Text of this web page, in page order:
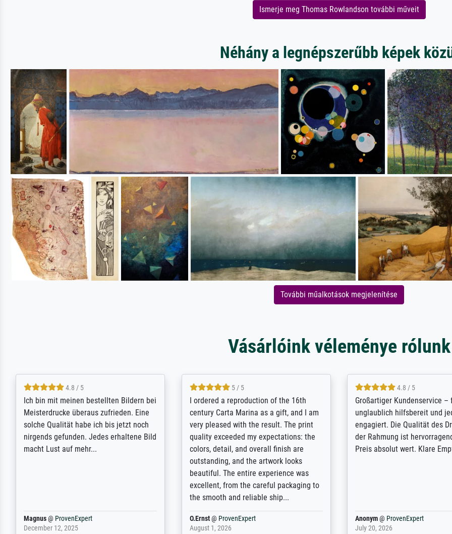
Ismerje meg Thomas Rowlandson további műveit
Néhány a legnépszerűbb képek
További műalkotások megjelenítése
Vásárlóink véleménye rólunk
5 / 5
Rundum positive Erfahrung. Die
Ausführung des Auftrags hat eine Weile
gedauert, die angekündigte Lieferzeit
wurde aber letztlich sogar etwas
unterschritten. Die Qualität des Papiers
Dr.@ProvenExpert
February 3, 2026
5 / 5
The team at Meisterdrucke strives to
meet its clients demands, and provides
expert advice on how to obtain the best
results for the prints requested by the
client. The company has a vast
repertoire of prints to choose from, and
will provide excellent service also with
regards to prints which are not in that
repertoire. Highly recommended!
Anonym@ProvenExpert
April 22, 2026
5 / 5
Outstanding quality and
support. - the quality of the
excellent and difficult to
from the real thing; it will be
for high-quality art prints
Anonym@ ProvenExpert
January 12, 2026